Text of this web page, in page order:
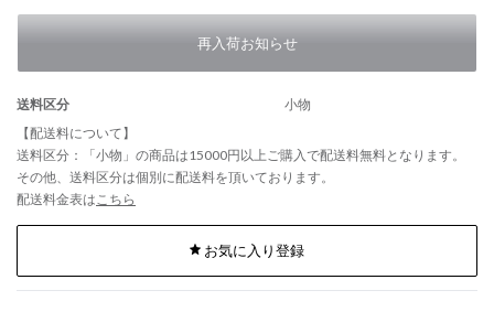
再入荷お知らせ
送料区分
小物
【配送料について】
送料区分：「小物」の商品は15000円以上ご購入で配送料無料となります。
その他、送料区分は個別に配送料を頂いております。
配送料金表はこちら
お気に入り登録